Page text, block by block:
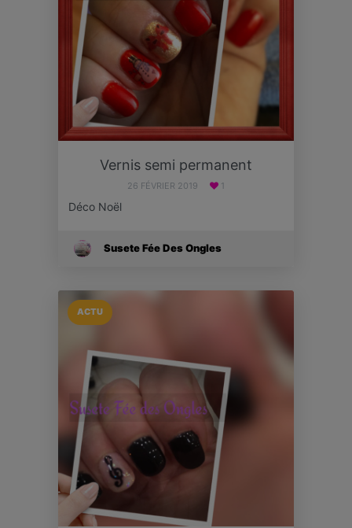
Vernis semi permanent
26 FÉVRIER 2019 1
Déco Noël
Susete Fée Des Ongles
ACTU